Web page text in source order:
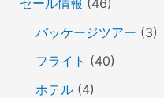
セール情報 (46)
パッケージツアー (3)
フライト (40)
ホテル(4)